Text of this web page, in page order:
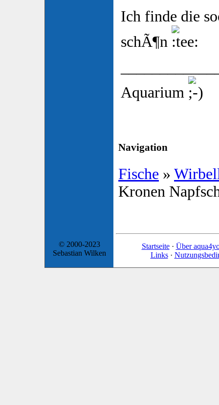
Ich finde die
schÃ¶n
Aquarium
Navigation
Fische »
Kronen
© 2000-2023
Sebastian Wilken
Startseite· Über
Links·